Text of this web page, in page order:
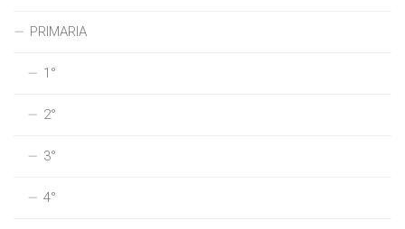
PRIMARIA
1°
2°
3°
4°